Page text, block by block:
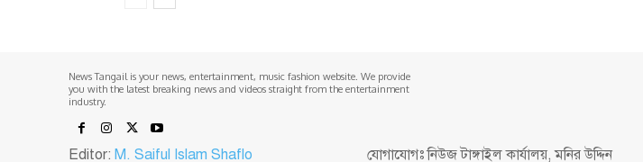
News Tangail is your news, entertainment, music fashion website. We provide
you with the latest breaking news and videos straight from the entertainment
industry.
Editor: M. Saiful Islam Shaflo
যোগাযোগঃ নিউজ টাঙ্গাইল কার্যালয়, মনির উদ্দিন